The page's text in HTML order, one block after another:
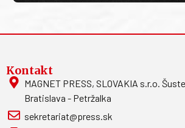
Kontakt
MAGNET PRESS, SLOVAKIA s.r.o.
Bratislava - Petržalka
sekretariat@press.sk